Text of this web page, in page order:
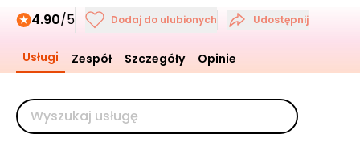
4.90/5 Dodaj do ulubionych Udostępnij
Usługi Zespół Szczegóły Opinie